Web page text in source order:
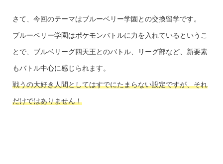
さて、今回のテーマはブルーベリー学園との交換留学です。
ブルーベリー学園はポケモンバトルに力を入れているというこ
とで、ブルベリーグ四天王とのバトル、リーグ部など、新要素
もバトル中心に感じられます。
戦うの大好き人間としてはすでにたまらない設定ですが、それ
だけではありません！